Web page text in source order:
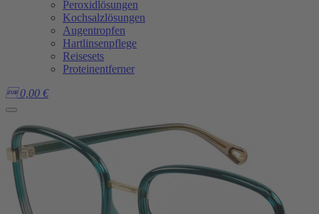
Peroxidlösungen
Kochsalzlösungen
Augentropfen
Hartlinsenpflege
Reisesets
Proteinentferner
 0,00 €